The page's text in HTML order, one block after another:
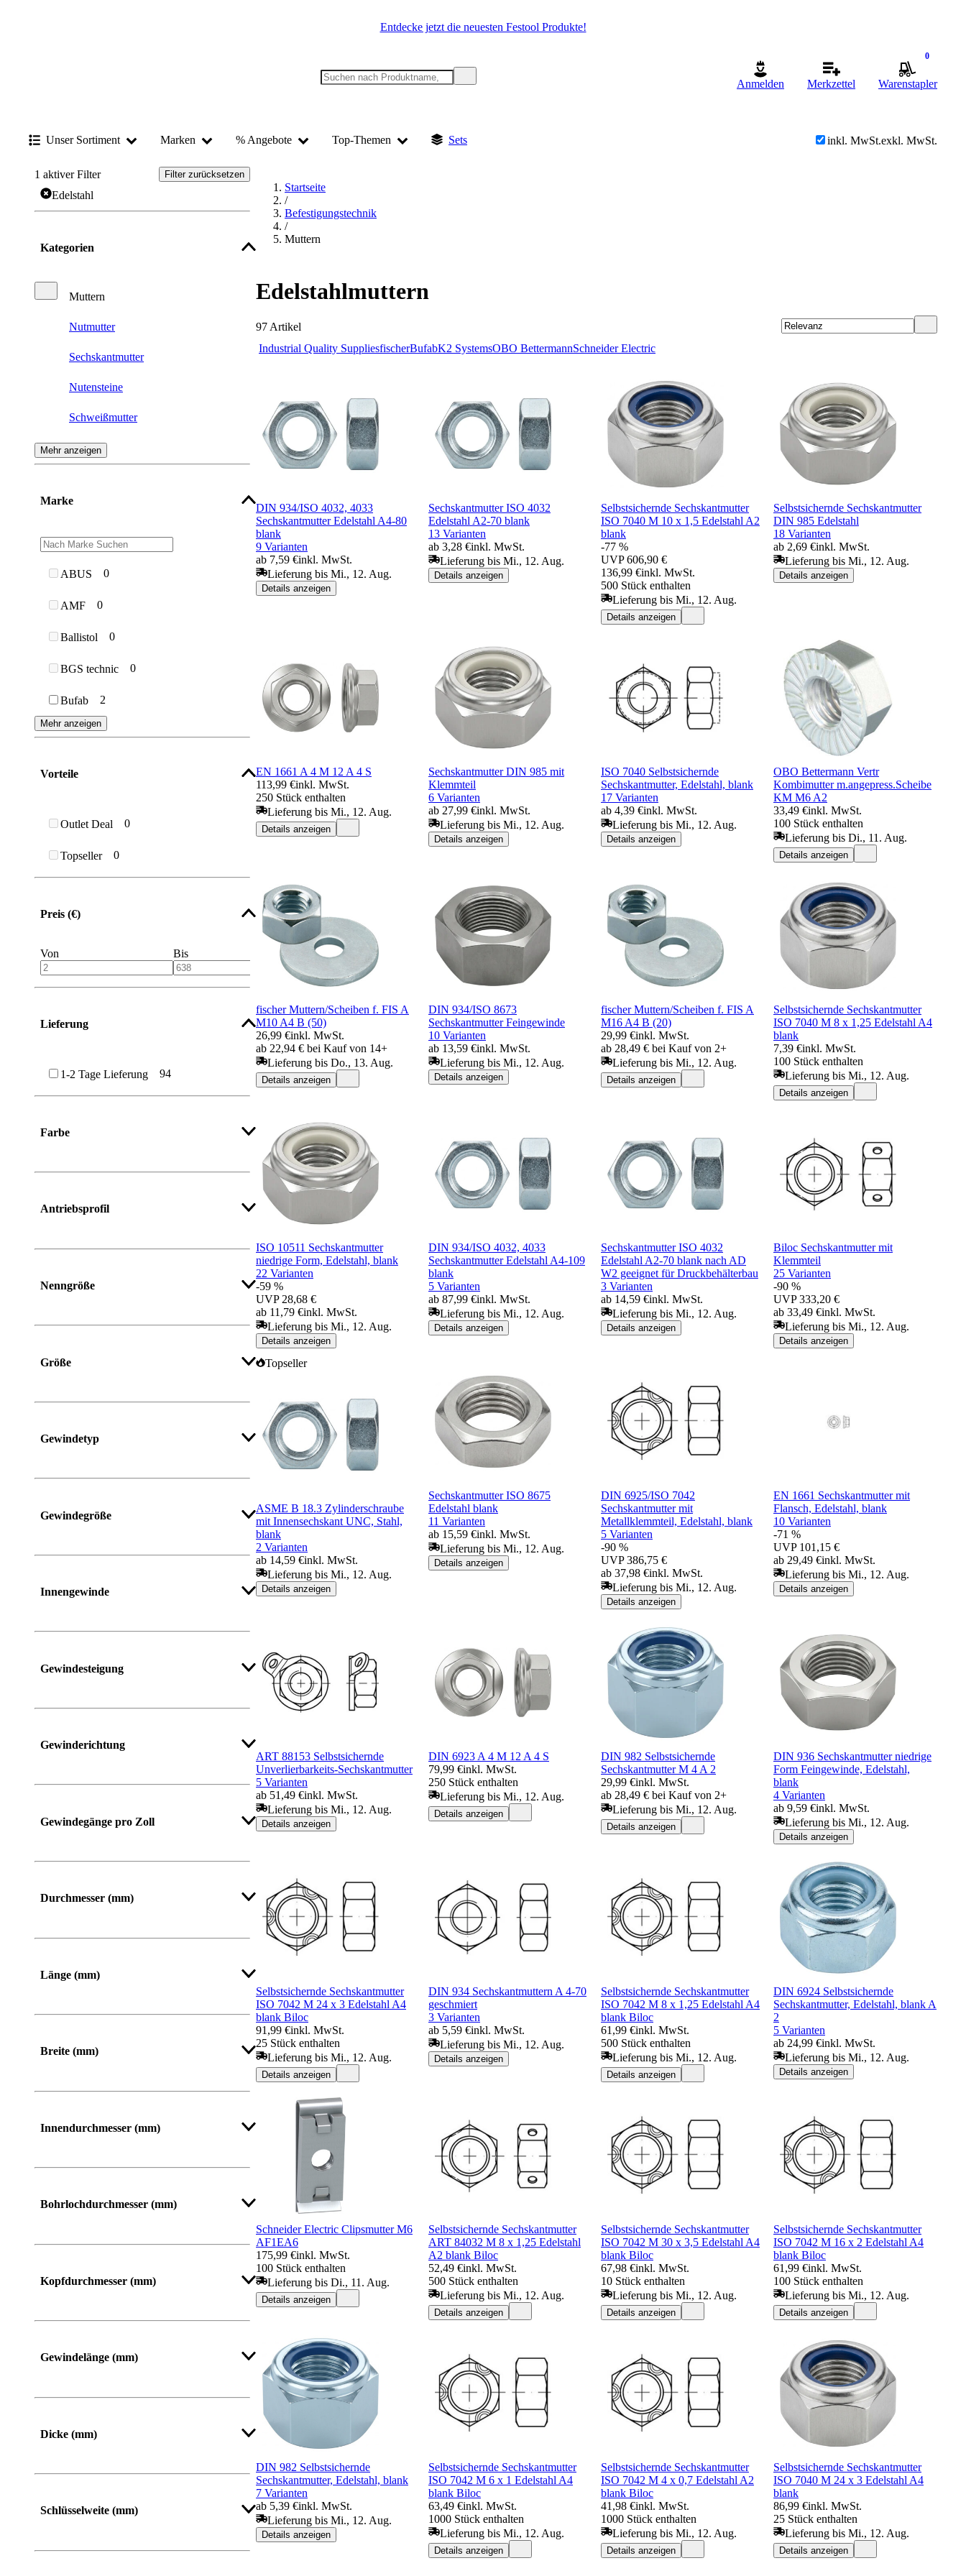
Entdecke jetzt die neuesten Festool Produkte!
Anmelden Merkzettel
0
Warenstapler
Unser Sortiment Marken % Angebote Top-Themen Sets inkl. MwSt.exkl. MwSt.
1 aktiver Filter Filter zurücksetzen
Edelstahl
Kategorien
Muttern
Nutmutter
Sechskantmutter
Nutensteine
Schweißmutter
Spezialmuttern
Spannschlossmuttern
Verbindungsmuffe
Sicherungsmutter
Ringmutter
Flügelmutter
Rändelmutter
Mehr anzeigen
Marke
ABUS 0
AMF 0
Ballistol 0
BGS technic 0
Bufab 2
Mehr anzeigen
Vorteile
Outlet Deal 0
Topseller 0
Preis (€)
Von Bis
Lieferung
1-2 Tage Lieferung 94
Farbe
Antriebsprofil
Nenngröße
Größe
Gewindetyp
Gewindegröße
Innengewinde
Gewindesteigung
Gewinderichtung
Gewindegänge pro Zoll
Durchmesser (mm)
Länge (mm)
Von Bis
Breite (mm)
Von Bis
Innendurchmesser (mm)
Bohrlochdurchmesser (mm)
Kopfdurchmesser (mm)
Gewindelänge (mm)
Dicke (mm)
Schlüsselweite (mm)
Startseite
/
Befestigungstechnik
/
Muttern
Edelstahlmuttern
97 Artikel
Industrial Quality SuppliesfischerBufabK2 SystemsOBO BettermannSchneider Electric
DIN 934/ISO 4032, 4033
Sechskantmutter Edelstahl A4-80
blank
9 Varianten
ab 7,59 €inkl. MwSt.
Lieferung bis Mi., 12. Aug.
Details anzeigen
Sechskantmutter ISO 4032
Edelstahl A2-70 blank
13 Varianten
ab 3,28 €inkl. MwSt.
Lieferung bis Mi., 12. Aug.
Details anzeigen
Selbstsichernde Sechskantmutter
ISO 7040 M 10 x 1,5 Edelstahl A2
blank
-77 %
UVP 606,90 €
136,99 €inkl. MwSt.
500 Stück enthalten
Lieferung bis Mi., 12. Aug.
Details anzeigen
Selbstsichernde Sechskantmutter
DIN 985 Edelstahl
18 Varianten
ab 2,69 €inkl. MwSt.
Lieferung bis Mi., 12. Aug.
Details anzeigen
EN 1661 A 4 M 12 A 4 S
113,99 €inkl. MwSt.
250 Stück enthalten
Lieferung bis Mi., 12. Aug.
Details anzeigen
Sechskantmutter DIN 985 mit
Klemmteil
6 Varianten
ab 27,99 €inkl. MwSt.
Lieferung bis Mi., 12. Aug.
Details anzeigen
ISO 7040 Selbstsichernde
Sechskantmutter, Edelstahl, blank
17 Varianten
ab 4,39 €inkl. MwSt.
Lieferung bis Mi., 12. Aug.
Details anzeigen
OBO Bettermann Vertr
Kombimutter m.angepress.Scheibe
KM M6 A2
33,49 €inkl. MwSt.
100 Stück enthalten
Lieferung bis Di., 11. Aug.
Details anzeigen
fischer Muttern/Scheiben f. FIS A
M10 A4 B (50)
26,99 €inkl. MwSt.
ab 22,94 € bei Kauf von 14+
Lieferung bis Do., 13. Aug.
Details anzeigen
DIN 934/ISO 8673
Sechskantmutter Feingewinde
10 Varianten
ab 13,59 €inkl. MwSt.
Lieferung bis Mi., 12. Aug.
Details anzeigen
fischer Muttern/Scheiben f. FIS A
M16 A4 B (20)
29,99 €inkl. MwSt.
ab 28,49 € bei Kauf von 2+
Lieferung bis Mi., 12. Aug.
Details anzeigen
Selbstsichernde Sechskantmutter
ISO 7040 M 8 x 1,25 Edelstahl A4
blank
7,39 €inkl. MwSt.
100 Stück enthalten
Lieferung bis Mi., 12. Aug.
Details anzeigen
ISO 10511 Sechskantmutter
niedrige Form, Edelstahl, blank
22 Varianten
-59 %
UVP 28,68 €
ab 11,79 €inkl. MwSt.
Lieferung bis Mi., 12. Aug.
Details anzeigen
DIN 934/ISO 4032, 4033
Sechskantmutter Edelstahl A4-109
blank
5 Varianten
ab 87,99 €inkl. MwSt.
Lieferung bis Mi., 12. Aug.
Details anzeigen
Sechskantmutter ISO 4032
Edelstahl A2-70 blank nach AD
W2 geeignet für Druckbehälterbau
3 Varianten
ab 14,59 €inkl. MwSt.
Lieferung bis Mi., 12. Aug.
Details anzeigen
Biloc Sechskantmutter mit
Klemmteil
25 Varianten
-90 %
UVP 333,20 €
ab 33,49 €inkl. MwSt.
Lieferung bis Mi., 12. Aug.
Details anzeigen
Topseller
ASME B 18.3 Zylinderschraube
mit Innensechskant UNC, Stahl,
blank
2 Varianten
ab 14,59 €inkl. MwSt.
Lieferung bis Mi., 12. Aug.
Details anzeigen
Sechskantmutter ISO 8675
Edelstahl blank
11 Varianten
ab 15,59 €inkl. MwSt.
Lieferung bis Mi., 12. Aug.
Details anzeigen
DIN 6925/ISO 7042
Sechskantmutter mit
Metallklemmteil, Edelstahl, blank
5 Varianten
-90 %
UVP 386,75 €
ab 37,98 €inkl. MwSt.
Lieferung bis Mi., 12. Aug.
Details anzeigen
EN 1661 Sechskantmutter mit
Flansch, Edelstahl, blank
10 Varianten
-71 %
UVP 101,15 €
ab 29,49 €inkl. MwSt.
Lieferung bis Mi., 12. Aug.
Details anzeigen
ART 88153 Selbstsichernde
Unverlierbarkeits-Sechskantmutter
5 Varianten
ab 51,49 €inkl. MwSt.
Lieferung bis Mi., 12. Aug.
Details anzeigen
DIN 6923 A 4 M 12 A 4 S
79,99 €inkl. MwSt.
250 Stück enthalten
Lieferung bis Mi., 12. Aug.
Details anzeigen
DIN 982 Selbstsichernde
Sechskantmutter M 4 A 2
29,99 €inkl. MwSt.
ab 28,49 € bei Kauf von 2+
Lieferung bis Mi., 12. Aug.
Details anzeigen
DIN 936 Sechskantmutter niedrige
Form Feingewinde, Edelstahl,
blank
4 Varianten
ab 9,59 €inkl. MwSt.
Lieferung bis Mi., 12. Aug.
Details anzeigen
Selbstsichernde Sechskantmutter
ISO 7042 M 24 x 3 Edelstahl A4
blank Biloc
91,99 €inkl. MwSt.
25 Stück enthalten
Lieferung bis Mi., 12. Aug.
Details anzeigen
DIN 934 Sechskantmuttern A 4-70
geschmiert
3 Varianten
ab 5,59 €inkl. MwSt.
Lieferung bis Mi., 12. Aug.
Details anzeigen
Selbstsichernde Sechskantmutter
ISO 7042 M 8 x 1,25 Edelstahl A4
blank Biloc
61,99 €inkl. MwSt.
500 Stück enthalten
Lieferung bis Mi., 12. Aug.
Details anzeigen
DIN 6924 Selbstsichernde
Sechskantmutter, Edelstahl, blank A
2
5 Varianten
ab 24,99 €inkl. MwSt.
Lieferung bis Mi., 12. Aug.
Details anzeigen
Schneider Electric Clipsmutter M6
AF1EA6
175,99 €inkl. MwSt.
100 Stück enthalten
Lieferung bis Di., 11. Aug.
Details anzeigen
Selbstsichernde Sechskantmutter
ART 84032 M 8 x 1,25 Edelstahl
A2 blank Biloc
52,49 €inkl. MwSt.
500 Stück enthalten
Lieferung bis Mi., 12. Aug.
Details anzeigen
Selbstsichernde Sechskantmutter
ISO 7042 M 30 x 3,5 Edelstahl A4
blank Biloc
67,98 €inkl. MwSt.
10 Stück enthalten
Lieferung bis Mi., 12. Aug.
Details anzeigen
Selbstsichernde Sechskantmutter
ISO 7042 M 16 x 2 Edelstahl A4
blank Biloc
61,99 €inkl. MwSt.
100 Stück enthalten
Lieferung bis Mi., 12. Aug.
Details anzeigen
DIN 982 Selbstsichernde
Sechskantmutter, Edelstahl, blank
7 Varianten
ab 5,39 €inkl. MwSt.
Lieferung bis Mi., 12. Aug.
Details anzeigen
Selbstsichernde Sechskantmutter
ISO 7042 M 6 x 1 Edelstahl A4
blank Biloc
63,49 €inkl. MwSt.
1000 Stück enthalten
Lieferung bis Mi., 12. Aug.
Details anzeigen
Selbstsichernde Sechskantmutter
ISO 7042 M 4 x 0,7 Edelstahl A2
blank Biloc
41,98 €inkl. MwSt.
1000 Stück enthalten
Lieferung bis Mi., 12. Aug.
Details anzeigen
Selbstsichernde Sechskantmutter
ISO 7040 M 24 x 3 Edelstahl A4
blank
86,99 €inkl. MwSt.
25 Stück enthalten
Lieferung bis Mi., 12. Aug.
Details anzeigen